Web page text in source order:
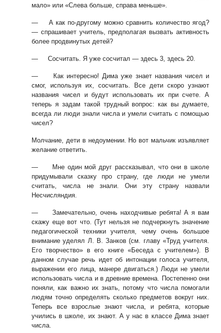
мало» или «Слева больше, справа меньше».
— А как по-другому можно сравнить количество ягод?
— спрашивает учитель, предполагая вызвать активность
более продвинутых детей?
— Сосчитать. Я уже сосчитал — здесь 3, здесь 20.
— Как интересно! Дима уже знает названия чисел и
смог, используя их, сосчитать. Все дети скоро узнают
названия чисел и будут использовать их при счете. А
теперь я задам такой трудный вопрос: как вы думаете,
всегда ли люди знали числа иумели считать с помощью
чисел?
Молчание, дети в недоумении. Но вот мальчик изъявляет
желание ответить.
— Мне один мой друг рассказывал, что они в школе
придумывали сказку про страну, где люди не умели
считать, числа не знали. Они эту страну назвали
Несчисляндия.
—Замечательно, очень находчивые ребята! А я вам
скажу еще вот что. (Тут нельзя не подчеркнуть значение
педагогической техники учителя, чему очень большое
внимание уделял Л. В. Занков (см. главу «Труд учителя.
Его творчество» вего книге «Беседа с учителем»). В
данном случае речь идет об интонации голоса учителя,
выражении его лица, манере двигаться.) Люди не умели
использовать числа и в древние времена. Постепенно они
поняли, как важно их знать, потому что числа помогали
людям точно определять сколько предметов вокруг них.
Теперь все взрослые знают числа, и ребята, которые
учились в школе, их знают. А у нас в классе Дима знает
числа.